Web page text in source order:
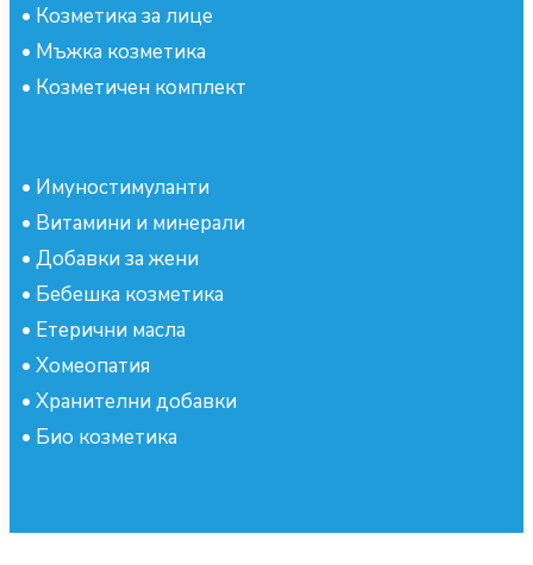
• Козметика за лице
• Мъжка козметика
• Козметичен комплект
• Имуностимуланти
• Витамини и минерали
• Добавки за жени
• Бебешка козметика
• Етерични масла
• Хомеопатия
• Хранителни добавки
• Био козметика